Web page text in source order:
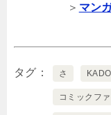
＞ マン
タグ さ
コミックフ